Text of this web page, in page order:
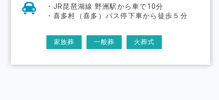
・JR琵琶湖線 野洲駅から車で10分
・喜多村（喜多）バス停下車から徒歩５分
家族葬 一般葬 火葬式